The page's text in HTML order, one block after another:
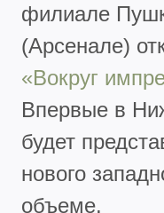
филиале
(Арсенале)
«Вокруг
Впервые в
будет
нового
объеме.